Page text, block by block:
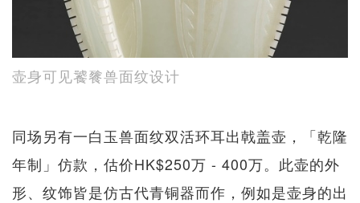
壶身可见饕餮兽面纹设计
同场另有一白玉兽面纹双活环耳出戟盖壶，「乾隆
年制」仿款，估价HK$250万 - 400万。此壶的外
形、纹饰皆是仿古代青铜器而作，例如是壶身的出